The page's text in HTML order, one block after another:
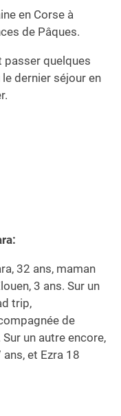
en Corse à
de Pâques.
passer quelques
dernier séjour en
32 ans, maman
3 ans. Sur un
trip,
de
un autre encore,
et Ezra 18